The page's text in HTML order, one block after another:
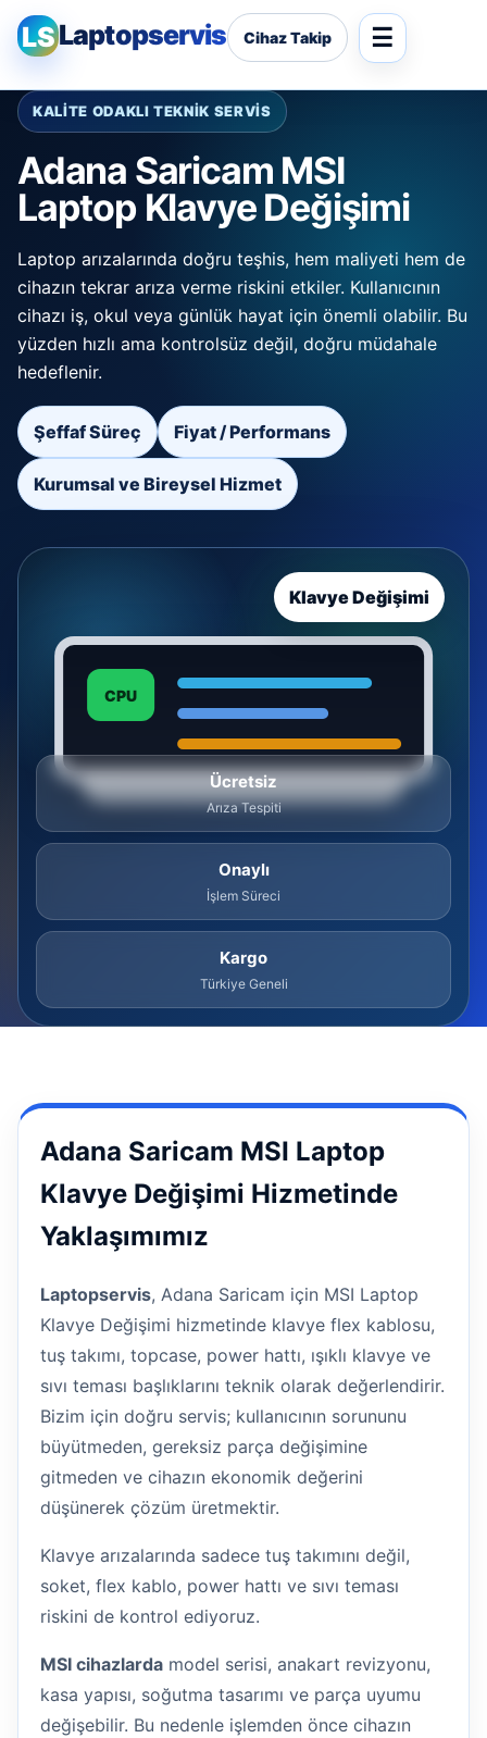
LSLaptopservis Cihaz Takip
KALİTE ODAKLI TEKNİK SERVİS
Adana Saricam MSI
Laptop Klavye Değişimi
Laptop arızalarında doğru teşhis, hem maliyeti hem de
cihazın tekrar arıza verme riskini etkiler. Kullanıcının
cihazı iş, okul veya günlük hayat için önemli olabilir. Bu
yüzden hızlı ama kontrolsüz değil, doğru müdahale
hedeflenir.
Şeffaf Süreç Fiyat / Performans
Kurumsal ve Bireysel Hizmet
CPU
Klavye Değişimi
Ücretsiz
Arıza Tespiti
Onaylı
İşlem Süreci
Kargo
Türkiye Geneli
Adana Saricam MSI Laptop
Klavye Değişimi Hizmetinde
Yaklaşımımız
Laptopservis, Adana Saricam için MSI Laptop
Klavye Değişimi hizmetinde klavye flex kablosu,
tuş takımı, topcase, power hattı, ışıklı klavye ve
sıvı teması başlıklarını teknik olarak değerlendirir.
Bizim için doğru servis; kullanıcının sorununu
büyütmeden, gereksiz parça değişimine
gitmeden ve cihazın ekonomik değerini
düşünerek çözüm üretmektir.
Klavye arızalarında sadece tuş takımını değil,
soket, flex kablo, power hattı ve sıvı teması
riskini de kontrol ediyoruz.
MSI cihazlarda model serisi, anakart revizyonu,
kasa yapısı, soğutma tasarımı ve parça uyumu
değişebilir. Bu nedenle işlemden önce cihazın